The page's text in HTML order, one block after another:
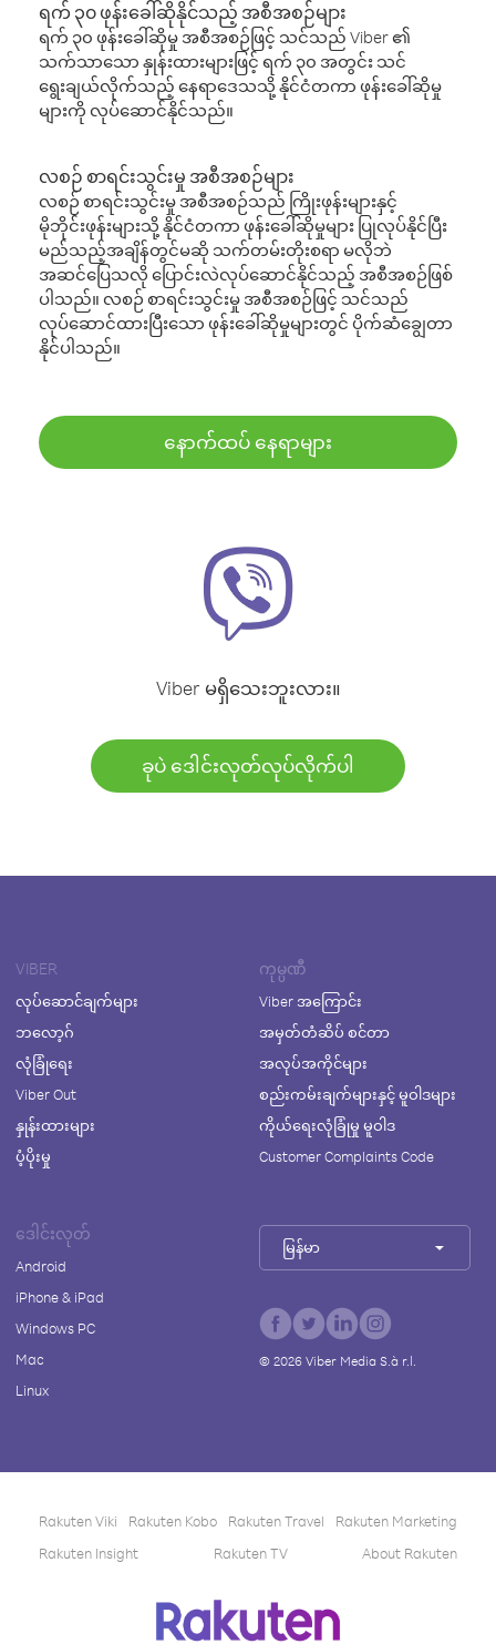
ရက် ၃၀ ဖုန်းခေါ်ဆိုနိုင်သည့် အစီအစဉ်များ
ရက် ၃၀ ဖုန်းခေါ်ဆိုမှု အစီအစဉ်ဖြင့် သင်သည် Viber ၏
သက်သာသော နှုန်းထားများဖြင့် ရက် ၃၀ အတွင်း သင်
ရွေးချယ်လိုက်သည့် နေရာဒေသသို့ နိုင်ငံတကာ ဖုန်းခေါ်ဆိုမှု
များကို လုပ်ဆောင်နိုင်သည်။
လစဉ် စာရင်းသွင်းမှု အစီအစဉ်များ
လစဉ် စာရင်းသွင်းမှု အစီအစဉ်သည် ကြိုးဖုန်းများနှင့်
မိုဘိုင်းဖုန်းများသို့ နိုင်ငံတကာ ဖုန်းခေါ်ဆိုမှုများ ပြုလုပ်နိုင်ပြီး
မည်သည့်အချိန်တွင်မဆို သက်တမ်းတိုးစရာ မလိုဘဲ
အဆင်ပြေသလို ပြောင်းလဲလုပ်ဆောင်နိုင်သည့် အစီအစဉ်ဖြစ်
ပါသည်။ လစဉ် စာရင်းသွင်းမှု အစီအစဉ်ဖြင့် သင်သည်
လုပ်ဆောင်ထားပြီးသော ဖုန်းခေါ်ဆိုမှုများတွင် ပိုက်ဆံချွေတာ
နိုင်ပါသည်။
နောက်ထပ် နေရာများ
Viber မရှိသေးဘူးလား။
ခုပဲ ဒေါင်းလုတ်လုပ်လိုက်ပါ
VIBER
လုပ်ဆောင်ချက်များ
ဘလော့ဂ်
လုံခြုံရေး
Viber Out
နှုန်းထားများ
ပံ့ပိုးမှု
ကုမ္ပဏီ
Viber အကြောင်း
အမှတ်တံဆိပ် စင်တာ
အလုပ်အကိုင်များ
စည်းကမ်းချက်များနှင့် မူဝါဒများ
ကိုယ်ရေးလုံခြုံမှု မူဝါဒ
Customer Complaints Code
ဒေါင်းလုတ်
Android
iPhone & iPad
Windows PC
Mac
Linux
မြန်မာ
© 2026Viber Media S.à r.l.
Rakuten Viki Rakuten Kobo Rakuten Travel
Rakuten Marketing
Rakuten Insight
Rakuten TV About Rakuten